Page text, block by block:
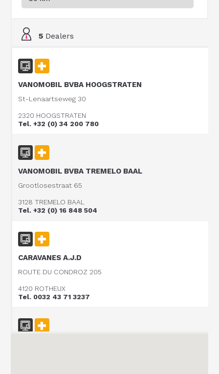
5 Dealers
VANOMOBIL BVBA HOOGSTRATEN
St-Lenaartseweg 30
2320 HOOGSTRATEN
Tel. +32 (0) 34 200 780
VANOMOBIL BVBA TREMELO BAAL
Grootlosestraat 65
3128 TREMELO BAAL
Tel. +32 (0) 16 848 504
CARAVANES A.J.D
ROUTE DU CONDROZ 205
4120 ROTHEUX
Tel. 0032 43 71 3237